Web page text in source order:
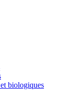
biologiques